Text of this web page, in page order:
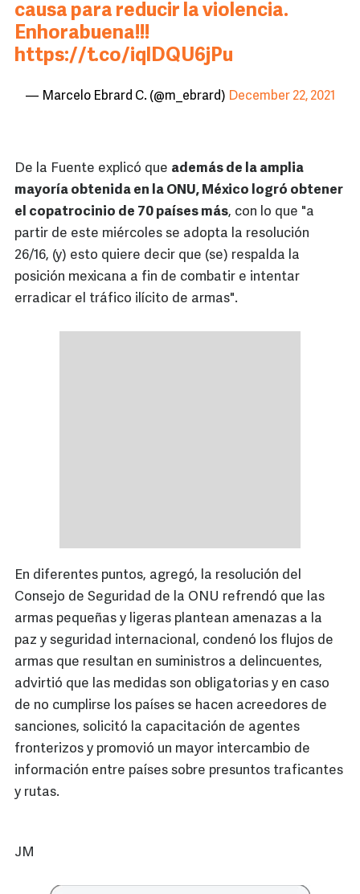
causa para reducir la violencia.
Enhorabuena!!!
https://t.co/iqlDQU6jPu
— Marcelo Ebrard C. (@m_ebrard) December 22, 2021
De la Fuente explicó que además de la amplia
mayoría obtenida en la ONU, México logró obtener
el copatrocinio de 70 países más, con lo que "a
partir de este miércoles se adopta la resolución
26/16, (y) esto quiere decir que (se) respalda la
posición mexicana a fin de combatir e intentar
erradicar el tráfico ilícito de armas".
En diferentes puntos, agregó, la resolución del
Consejo de Seguridad de la ONU refrendó que las
armas pequeñas y ligeras plantean amenazas a la
paz y seguridad internacional, condenó los flujos de
armas que resultan en suministros a delincuentes,
advirtió que las medidas son obligatorias y en caso
de no cumplirse los países se hacen acreedores de
sanciones, solicitó la capacitación de agentes
fronterizos y promovió un mayor intercambio de
información entre países sobre presuntos traficantes
y rutas.
JM